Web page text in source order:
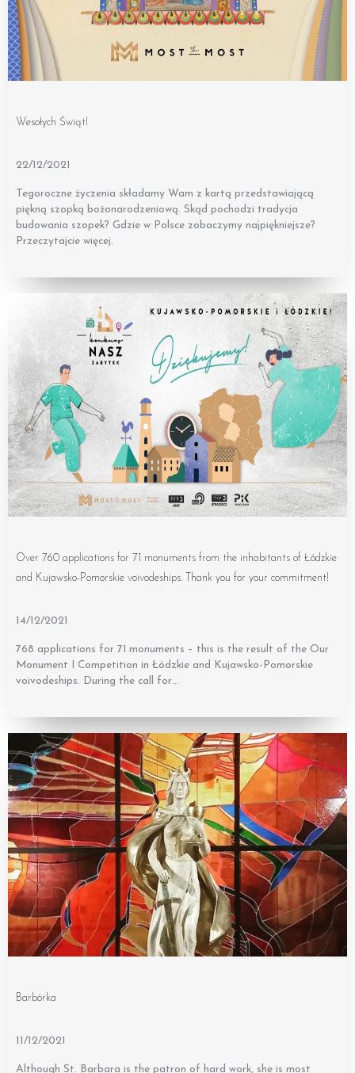
Wesołych Świąt!
22/12/2021
Tegoroczne życzenia składamy Wam z kartą przedstawiającą
piękną szopką bożonarodzeniową. Skąd pochodzi tradycja
budowania szopek? Gdzie w Polsce zobaczymy najpiękniejsze?
Przeczytajcie więcej.
Over 760 applications for 71 monuments from the inhabitants of Łódzkie
and Kujawsko-Pomorskie voivodeships. Thank you for your commitment!
14/12/2021
768 applications for 71 monuments – this is the result of the Our
Monument I Competition in Łódzkie and Kujawsko-Pomorskie
voivodeships. During the call for…
Barbórka
11/12/2021
Although St. Barbara is the patron of hard work, she is most